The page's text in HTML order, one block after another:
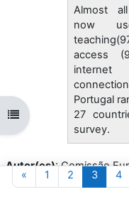
Abrir índice da disciplina
Almost
now
access
Portugal
27
survey.
Autor(es): Comissão
Editor
: Comissão
«Página anterior
1 Página 1
2Página 2
3Página
4